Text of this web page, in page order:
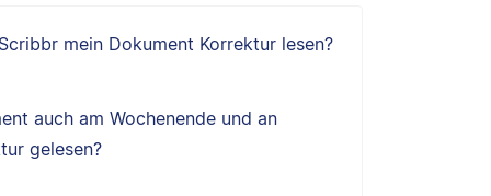
mein Dokument Korrektur lesen?
auch am Wochenende und an
gelesen?